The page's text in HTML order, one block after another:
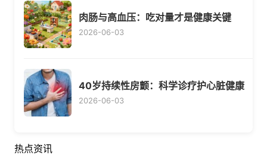
肉肠与高血压：吃对量才是健康关键
2026-06-03
40岁持续性房颤：科学诊疗护心脏健康
2026-06-03
热点资讯